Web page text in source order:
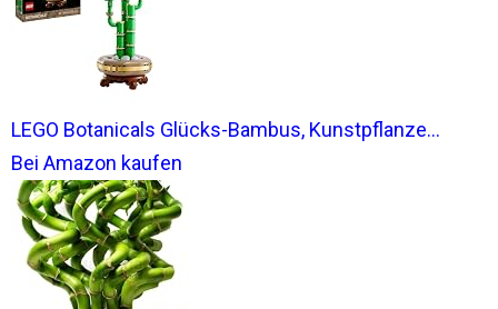
LEGO Botanicals Glücks-Bambus, Kunstpflanze...
Bei Amazon kaufen